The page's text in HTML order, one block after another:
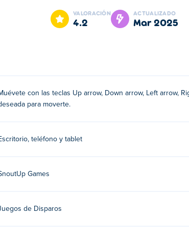
¡Prepárate para acaparar la computadora todo el
la que desea interactuar.
VALORACIÓN
4.2
ACTUALIZADO
mar 2025
con las teclas Up arrow, Down arrow, Left arrow,
para moverte.
teléfono y tablet
Games
de Disparos